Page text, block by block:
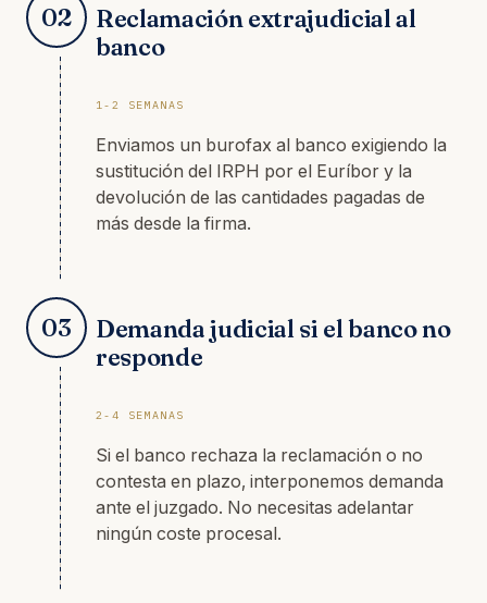
02
Reclamación extrajudicial al
banco
1-2 SEMANAS
Enviamos un burofax al banco exigiendo la
sustitución del IRPH por el Euríbor y la
devolución de las cantidades pagadas de
más desde la firma.
03
Demanda judicial si el banco no
responde
2-4 SEMANAS
Si el banco rechaza la reclamación o no
contesta en plazo, interponemos demanda
ante el juzgado. No necesitas adelantar
ningún coste procesal.